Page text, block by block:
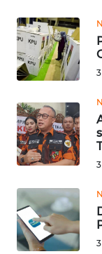
WN
PAPUA
BARAT
RIAU
WN
SERAMBI
WN
JAMBI
WN